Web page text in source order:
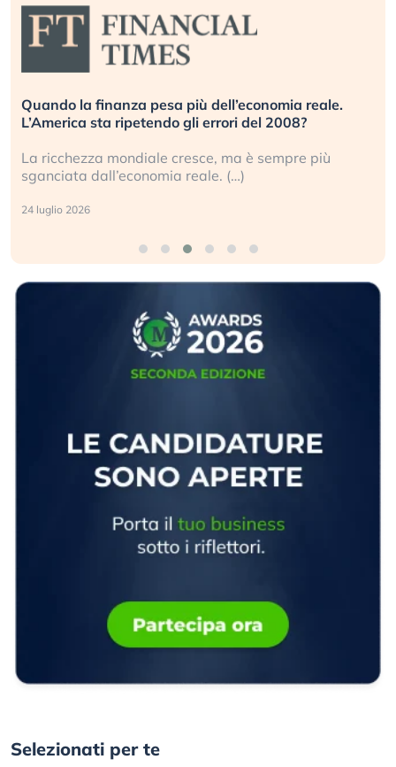
Russia e Cina pronti a spegnere Starlink. Gli
investitori stanno sottovalutando il rischio?
Gli investitori tech continuano a ignorare il rischio
geopolitico: il (…)
17 luglio 2026
Selezionati per te